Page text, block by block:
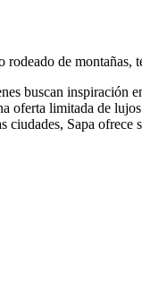
de montañas,
buscan inspiración
oferta limitada de
ciudades, Sapa